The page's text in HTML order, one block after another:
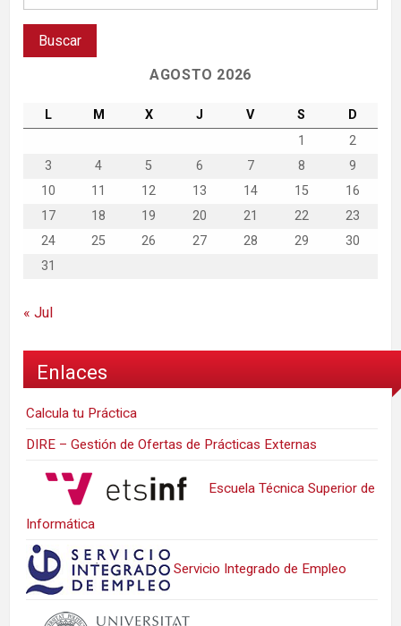
AGOSTO 2026
L M X J V S
D
1
2
3
4 5 6 7 8
9
10
11 12 13 14 15
16
17
18 19 20 21 22
23
24
25 26 27 28 29
30
31
« Jul
Enlaces
Calcula tu Práctica
DIRE – Gestión de Ofertas de Prácticas Externas
Escuela Técnica Superior de
Informática
Servicio Integrado de Empleo